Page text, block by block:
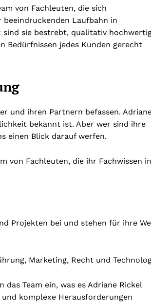
von Fachleuten, die sich
Laufbahn in
sind sie bestrebt, qualitativ
Bedürfnissen jedes Kunden gerecht
und ihren Partnern befassen.
bekannt ist. Aber wer sind ihre
einen Blick darauf werfen.
von Fachleuten, die ihr Fachwissen in
Projekten bei und stehen für ihre
Marketing, Recht und
Team ein, was es Adriane Rickel
komplexe Herausforderungen